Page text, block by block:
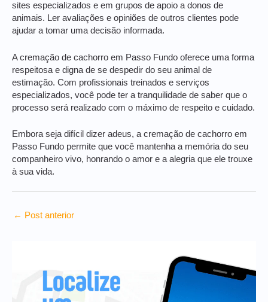
sites especializados e em grupos de apoio a donos de
animais. Ler avaliações e opiniões de outros clientes pode
ajudar a tomar uma decisão informada.
A cremação de cachorro em Passo Fundo oferece uma forma
respeitosa e digna de se despedir do seu animal de
estimação. Com profissionais treinados e serviços
especializados, você pode ter a tranquilidade de saber que o
processo será realizado com o máximo de respeito e cuidado.
Embora seja difícil dizer adeus, a cremação de cachorro em
Passo Fundo permite que você mantenha a memória do seu
companheiro vivo, honrando o amor e a alegria que ele trouxe
à sua vida.
← Post anterior